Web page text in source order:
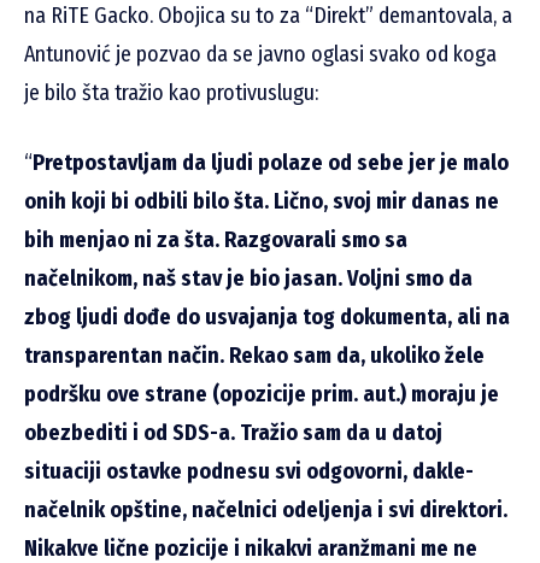
na RiTE Gacko. Obojica su to za “Direkt” demantovala, a
Antunović je pozvao da se javno oglasi svako od koga
je bilo šta tražio kao protivuslugu:
“Pretpostavljam da ljudi polaze od sebe jer je malo
onih koji bi odbili bilo šta. Lično, svoj mir danas ne
bih menjao ni za šta. Razgovarali smo sa
načelnikom, naš stav je bio jasan. Voljni smo da
zbog ljudi dođe do usvajanja tog dokumenta, ali na
transparentan način. Rekao sam da, ukoliko žele
podršku ove strane (opozicije prim. aut.) moraju je
obezbediti i od SDS-a. Tražio sam da u datoj
situaciji ostavke podnesu svi odgovorni, dakle-
načelnik opštine, načelnici odeljenja i svi direktori.
Nikakve lične pozicije i nikakvi aranžmani me ne